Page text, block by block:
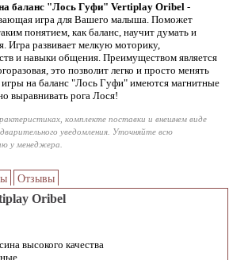
баланс "Лось Гуфи" Vertiplay Oribel -
игра для Вашего малыша. Поможет
понятием, как баланс, научит думать и
Игра развивает мелкую моторику,
и навыки общения. Преимуществом является
это позволит легко и просто менять
на баланс "Лось Гуфи" имеются магнитные
выравнивать рога Лося!
комплекте поставки и внешнем виде
уведомления. Уточняйте всю
у менеджера.
Отзывы
Oribel
высокого качества